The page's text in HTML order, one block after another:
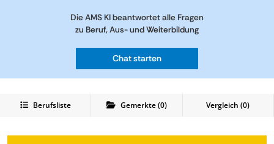
Die AMS KI beantwortet alle Fragen
zu Beruf, Aus- und Weiterbildung
Chat starten
Berufsliste Gemerkte(0) Vergleich (0)